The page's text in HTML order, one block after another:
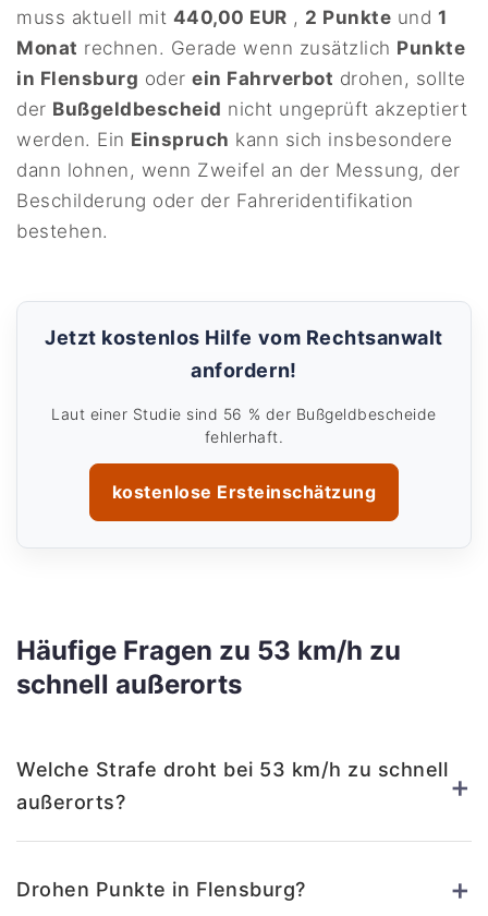
muss aktuell mit 440,00 EUR , 2 Punkte und 1
Monat rechnen. Gerade wenn zusätzlich Punkte
in Flensburg oderein Fahrverbot drohen, sollte
der Bußgeldbescheid nicht ungeprüft akzeptiert
werden. Ein Einspruch kann sich insbesondere
dann lohnen, wenn Zweifel an der Messung, der
Beschilderung oder der Fahreridentifikation
bestehen.
Jetzt kostenlos Hilfe vom Rechtsanwalt
anfordern!
Laut einer Studie sind 56 % der Bußgeldbescheide
fehlerhaft.
kostenlose Ersteinschätzung
Häufige Fragen zu 53 km/h zu
schnell außerorts
Welche Strafe droht bei 53 km/h zu schnell
außerorts?
+
Drohen Punkte in Flensburg? +